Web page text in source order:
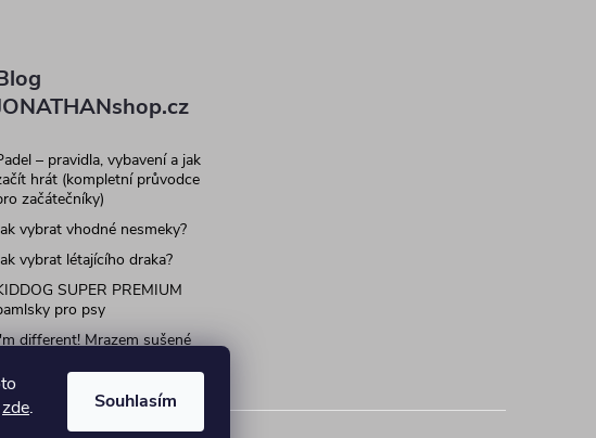
zde. Souhlasím
– pravidla, vybavení a jak
hrát (kompletní průvodce
začátečníky)
vybrat vhodné nesmeky?
vybrat létajícího draka?
SUPER PREMIUM
pro psy
different! Mrazem sušené